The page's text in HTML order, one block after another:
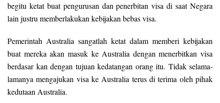
begitu ketat buat pengurusan dan penerbitan visa di saat Negara
lain justru memberlakukan kebijakan bebas visa.
Pemerintah Australia sangatlah ketat dalam memberi kebijakan
buat mereka akan masuk ke Australia dengan menerbitkan visa
berdasar kan dengan tujuan kedatangan orang itu. Tidak selama-
lamanya mengajukan visa ke Australia terus di terima oleh pihak
kedutaan Australia.